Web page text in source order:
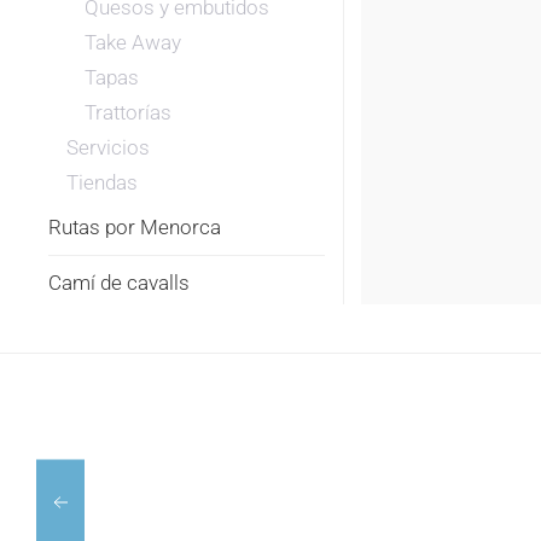
Quesos y embutidos
Take Away
Tapas
Trattorías
Servicios
Tiendas
Rutas por Menorca
Camí de cavalls